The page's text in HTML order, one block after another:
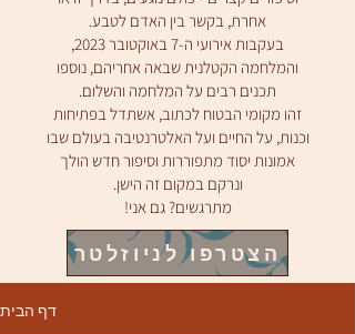
אחרת, בקשר בין האדם לטבע.
בעקבות אירועי ה-7 באוקטובר 2023,
והמלחמה הקטלנית שבאה אחריהם, נוספו
תכנים רבים על המלחמה והשלום.
זהו מקומי הבטוח לכתוב, אשתדל בפתיחות
וכנות, על החיים ועל האלטרנטיבה בעולם שבו
אמונות יסוד מתפוררות וסיפור חדש הולך
ונרקם במקום זה הישן.
מתרגשים? גם אני!
הצטרפו לניוזלטר
דף הבית